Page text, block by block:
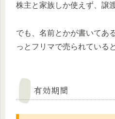
株主と家族しか使えず、譲
でも、名前とかが書いてあ
っとフリマで売られている
有効期間